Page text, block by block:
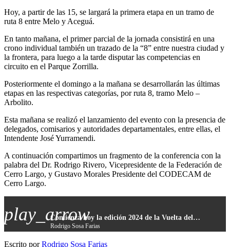
Hoy, a partir de las 15, se largará la primera etapa en un tramo de
ruta 8 entre Melo y Aceguá.
En tanto mañana, el primer parcial de la jornada consistirá en una
crono individual también un trazado de la “8” entre nuestra ciudad y
la frontera, para luego a la tarde disputar las competencias en
circuito en el Parque Zorrilla.
Posteriormente el domingo a la mañana se desarrollarán las últimas
etapas en las respectivas categorías, por ruta 8, tramo Melo –
Arbolito.
Esta mañana se realizó el lanzamiento del evento con la presencia de
delegados, comisarios y autoridades departamentales, entre ellas, el
Intendente José Yurramendi.
A continuación compartimos un fragmento de la conferencia con la
palabra del Dr. Rodrigo Rivero, Vicepresidente de la Federación de
Cerro Largo, y Gustavo Morales Presidente del CODECAM de
Cerro Largo.
play_arrow Comienza hoy la edición 2024 de la Vuelta del CODECAM
Rodrigo Sosa Farias
Escrito porRodrigo Sosa Farias